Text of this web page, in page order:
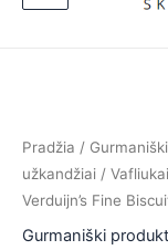
Pradžia /
užkandžiai /
Verduijn’s Fine
Gurmaniški
juodaisiais
pipirais
ir
druska